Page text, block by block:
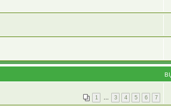
1 … 3 4 5 6 7